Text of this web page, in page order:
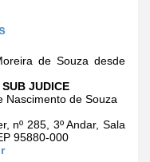
de Souza desde
JUDICE
Nascimento de Souza
nº 285, 3º Andar, Sala
95880-000